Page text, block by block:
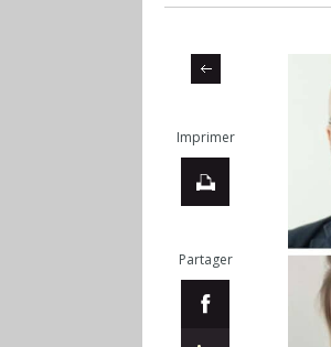
Imprimer
Partager